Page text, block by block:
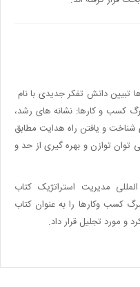
دانش تفکر جدیدی با نام
و کارها: نشانه های رشد،
و یافتن راه هدایت مطابق
توازن و بهره گیری از حد و
مدیریت استراتژیک کتاب
وکارها را به عنوان کتاب